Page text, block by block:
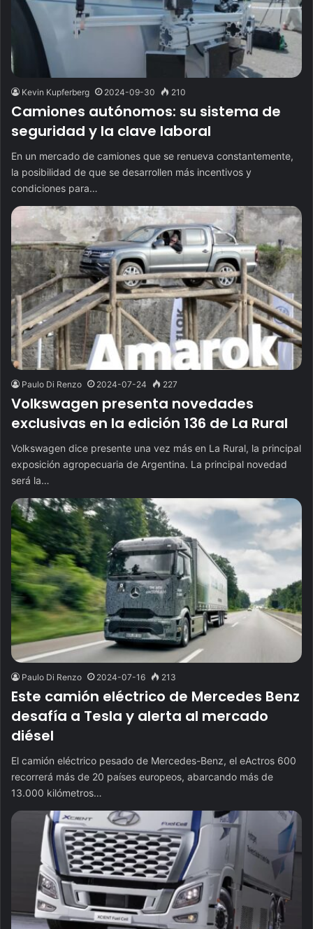
Kevin Kupferberg 2024-09-30 210
Camiones autónomos: su sistema de
seguridad y la clave laboral
En un mercado de camiones que se renueva constantemente,
la posibilidad de que se desarrollen más incentivos y
condiciones para…
Paulo Di Renzo 2024-07-24 227
Volkswagen presenta novedades
exclusivas en la edición 136 de La Rural
Volkswagen dice presente una vez más en La Rural, la principal
exposición agropecuaria de Argentina. La principal novedad
será la…
Paulo Di Renzo 2024-07-16 213
Este camión eléctrico de Mercedes Benz
desafía a Tesla y alerta al mercado
diésel
El camión eléctrico pesado de Mercedes-Benz, el eActros 600
recorrerá más de 20 países europeos, abarcando más de
13.000 kilómetros…